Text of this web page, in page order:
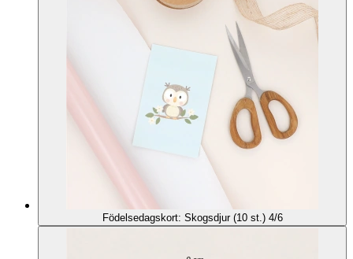
Födelsedagskort: Skogsdjur (10 st.) 4/6